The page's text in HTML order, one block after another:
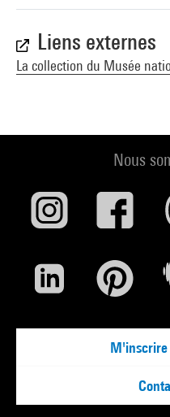
Liens externes
La collection du Musée
Nous
M'inscrire